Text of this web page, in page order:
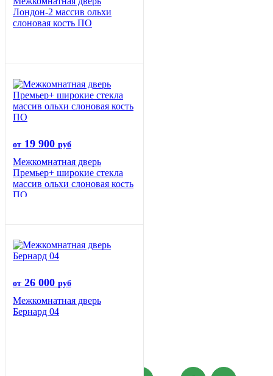
Лондон-2 массив ольхи
слоновая кость ПО
от 19 900 руб
Межкомнатная дверь
Премьер+ широкие стекла
массив ольхи слоновая кость
ПО
от 26 000 руб
Межкомнатная дверь
Бернард 04